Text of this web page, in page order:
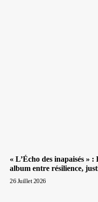
« L’Écho des inapaisés »
album entre résilience,
26 Juillet 2026